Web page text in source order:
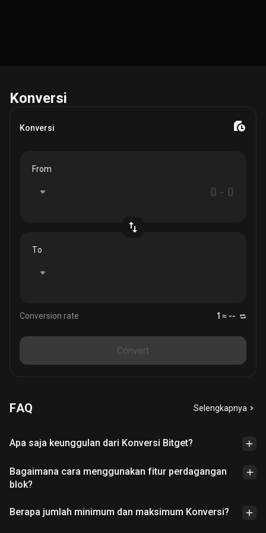
Konversi
Konversi
From
To
Conversion rate 1 ≈ --
Convert
FAQ Selengkapnya
Apa saja keunggulan dari Konversi Bitget?
Bagaimana cara menggunakan fitur perdagangan
blok?
Berapa jumlah minimum dan maksimum Konversi?